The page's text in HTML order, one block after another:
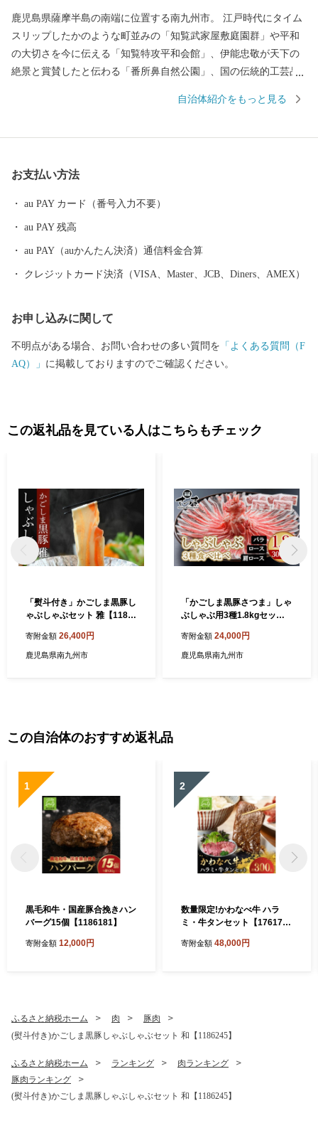
鹿児島県薩摩半島の南端に位置する南九州市。 江戸時代にタイム
スリップしたかのような町並みの「知覧武家屋敷庭園群」や平和
の大切さを今に伝える「知覧特攻平和会館」、伊能忠敬が天下の
絶景と賞賛したと伝わる「番所鼻自然公園」、国の伝統的工芸品
には、市町村別日本一の生産量を誇る「知覧茶」や「さつまい
自治体紹介をもっと見る
お支払い方法
au PAY カード（番号入力不要）
au PAY 残高
au PAY（auかんたん決済）通信料金合算
クレジットカード決済（VISA、Master、JCB、Diners、AMEX）
お申し込みに関して
不明点がある場合、お問い合わせの多い質問を 「よくある質問（F
AQ）」 に掲載しておりますのでご確認ください。
この返礼品を見ている人はこちらもチェック
「熨斗付き」かごしま黒豚し
ゃぶしゃぶセット 雅【1186
寄附金額 26,400円
鹿児島県南九州市
「かごしま黒豚さつま」しゃ
ぶしゃぶ用3種1.8kgセット
寄附金額 24,000円
鹿児島県南九州市
この自治体のおすすめ返礼品
1
黒毛和牛・国産豚合挽きハン
バーグ15個【1186181】
寄附金額 12,000円
2
数量限定!かわなべ牛 ハラ
ミ・牛タンセット【176177
寄附金額 48,000円
ふるさと納税ホーム 肉
豚肉
(熨斗付き)かごしま黒豚しゃぶしゃぶセット 和【1186245】
ふるさと納税ホーム ランキング
肉ランキング
豚肉ランキング
(熨斗付き)かごしま黒豚しゃぶしゃぶセット 和【1186245】